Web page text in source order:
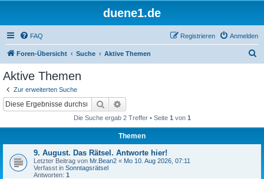
duene1.de
FAQ Anmelden
Registrieren
Foren-Übersicht Suche Aktive Themen
Aktive Themen
Zur erweiterten Suche
Suche
Die Suche ergab 2 Treffer • Seite 1 von 1
Themen
9. August. Das Rätsel. Antworte hier!
Letzter Beitrag von Mr.Bean2 « Mo 10. Aug 2026, 07:11
Verfasst in Sonntagsrätsel
Antworten: 1